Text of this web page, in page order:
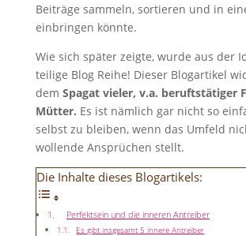
Beiträge sammeln, sortieren und in
einbringen könnte.
Wie sich später zeigte, wurde aus der
teilige Blog Reihe! Dieser Blogartikel
dem Spagat vieler, v.a. beruftstätiger
Mütter. Es ist nämlich gar nicht so
selbst zu bleiben, wenn das Umfeld
wollende Ansprüchen stellt.
Die Inhalte dieses Blogartikels:
Perfektsein und die inneren Antreiber
Es gibt insgesamt 5 innere Antreiber